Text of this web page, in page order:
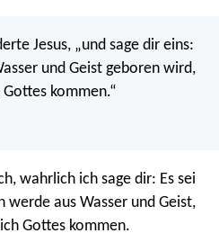
Jesus, „und sage dir eins:
und Geist geboren wird,
kommen.“
wahrlich ich sage dir: Es sei
werde aus Wasser und Geist,
Gottes kommen.